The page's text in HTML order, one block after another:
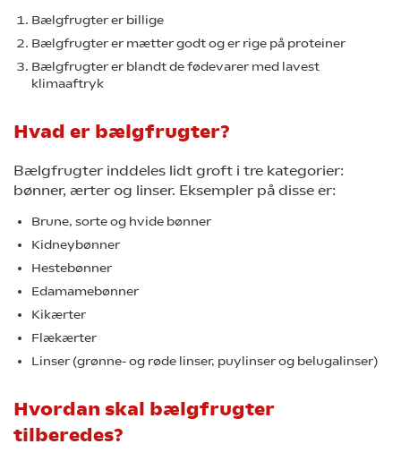
Bælgfrugter er billige
Bælgfrugter er mætter godt og er rige på proteiner
Bælgfrugter er blandt de fødevarer med lavest
klimaaftryk
Hvad er bælgfrugter?
Bælgfrugter inddeles lidt groft i tre kategorier:
bønner, ærter og linser. Eksempler på disse er:
Brune, sorte og hvide bønner
Kidneybønner
Hestebønner
Edamamebønner
Kikærter
Flækærter
Linser (grønne- og røde linser, puylinser og belugalinser)
Hvordan skal bælgfrugter
tilberedes?